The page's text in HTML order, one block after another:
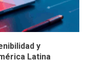
y
Latina